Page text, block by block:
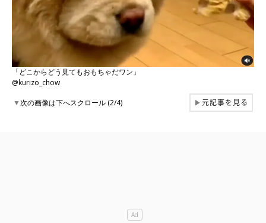
「どこからどう見てもおもちゃだワン」
@kurizo_chow
▼次の画像は下へスクロール (2/4) ▶元記事を見る